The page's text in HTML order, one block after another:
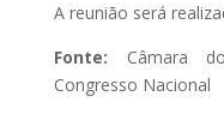
A reunião será
Fonte: Câmara
Congresso Nacional